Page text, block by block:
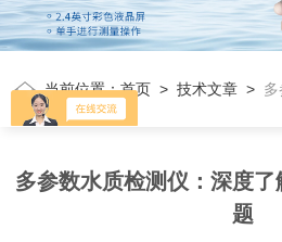
当前位置：首页 >技术文章 > 多
多参数水质检测仪：深度
题